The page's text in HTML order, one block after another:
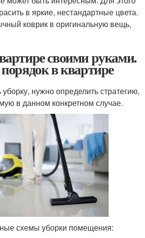
в яркие, нестандартные цвета.
коврик в оригинальную вещь,
своими руками.
в квартире
нужно определить стратегию,
в данном конкретном случае.
схемы уборки помещения: